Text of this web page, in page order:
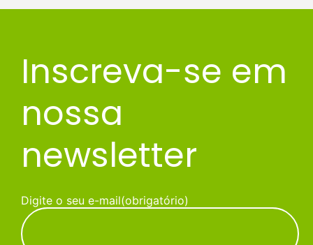
Inscreva-se em
nossa
newsletter
Digite o seu e-mail(obrigatório)